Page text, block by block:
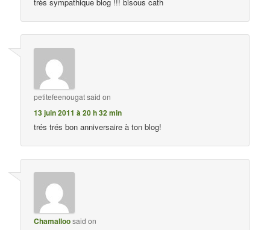
petitefeenougatsaid on
13 juin 2011 à 20 h 32 min
trés trés bon anniversaire à ton blog!
Chamalloosaid on